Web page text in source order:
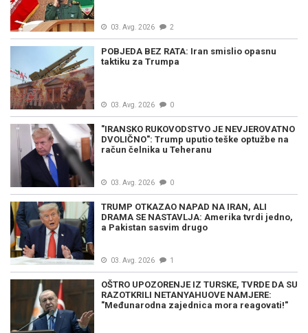
03. Avg. 2026 2
POBJEDA BEZ RATA: Iran smislio opasnu
taktiku za Trumpa
03. Avg. 2026 0
"IRANSKO RUKOVODSTVO JE NEVJEROVATNO
DVOLIČNO": Trump uputio teške optužbe na
račun čelnika u Teheranu
03. Avg. 2026 0
TRUMP OTKAZAO NAPAD NA IRAN, ALI
DRAMA SE NASTAVLJA: Amerika tvrdi jedno,
a Pakistan sasvim drugo
03. Avg. 2026 1
OŠTRO UPOZORENJE IZ TURSKE, TVRDE DA SU
RAZOTKRILI NETANYAHUOVE NAMJERE:
"Međunarodna zajednica mora reagovati!"